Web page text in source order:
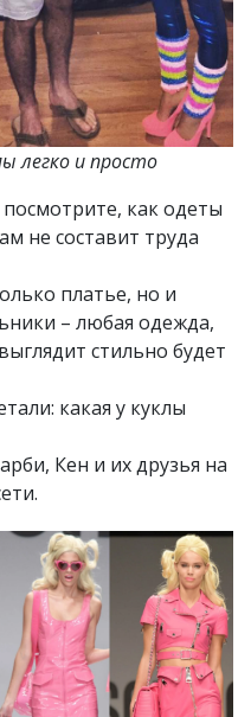
легко и просто
как одеты
не составит труда
платье, но и
– любая одежда,
стильно будет
какая у куклы
Кен и их друзья на